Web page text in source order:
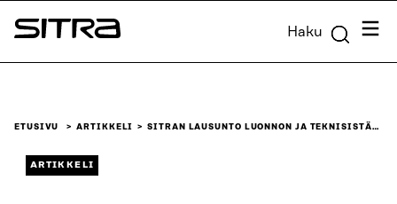
Siirry
suoraan
Sitra Haku
ETUSIVU ARTIKKELI SITRAN LAUSUNTO LUONNON JA TEKNISISTÄ…
ARTIKKELI